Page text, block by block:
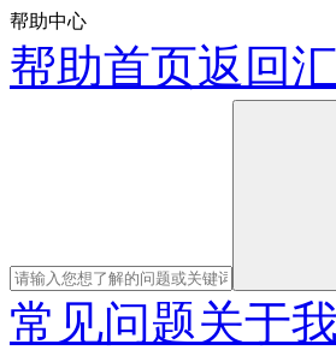
帮助中心
帮助首页返回
常见问题关于